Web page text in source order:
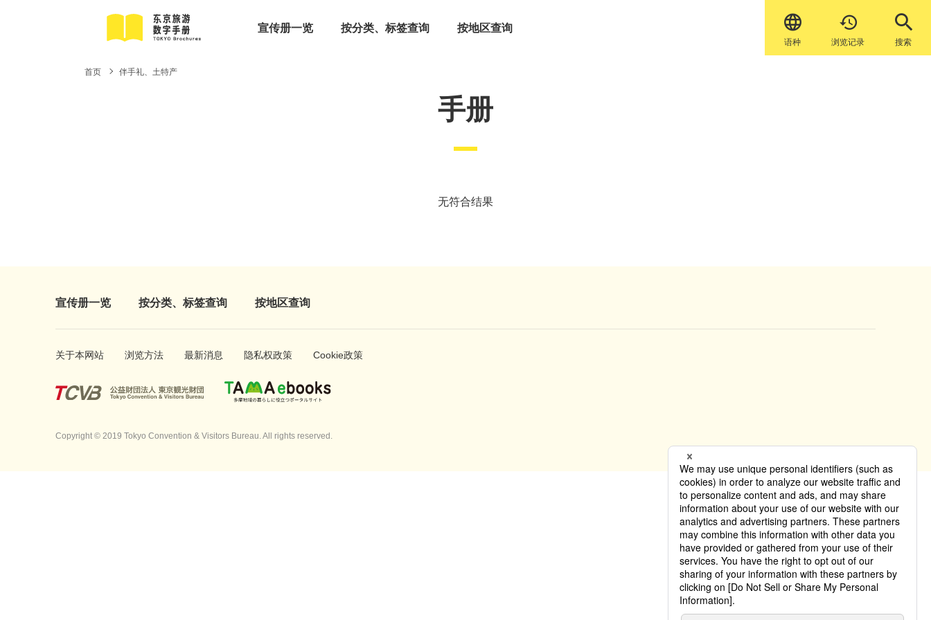

语种

浏览记录 搜索
宣传册一览 按分类、标签查询 按地区查询
首页 伴手礼、土特产
手册
无符合结果
宣传册一览 按分类、标签查询 按地区查询
关于本网站 浏览方法 最新消息 隐私权政策 Cookie政策
Copyright © 2019 Tokyo Convention & Visitors Bureau. All rights reserved.